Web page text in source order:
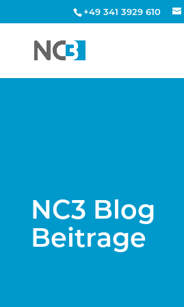
+49 341 3929 610
NC3 Blog
Beitrage